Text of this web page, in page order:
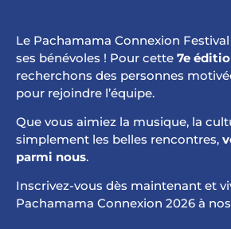
Le Pachamama Connexion
ses bénévoles ! Pour cette 7e
recherchons des personnes
pour rejoindre l’équipe.
Que vous aimiez la musique, la
simplement les belles rencontres,
parmi nous.
Inscrivez-vous dès maintenant et
Pachamama Connexion 2026 à